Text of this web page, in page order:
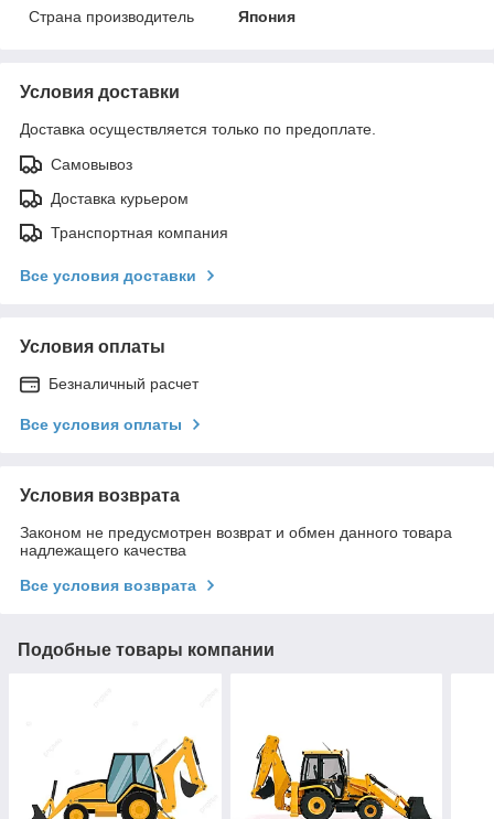
Страна производитель
Япония
Условия доставки
Доставка осуществляется только по предоплате.
Самовывоз
Доставка курьером
Транспортная компания
Все условия доставки
Условия оплаты
Безналичный расчет
Все условия оплаты
Условия возврата
Законом не предусмотрен возврат и обмен данного товара
надлежащего качества
Все условия возврата
Подобные товары компании